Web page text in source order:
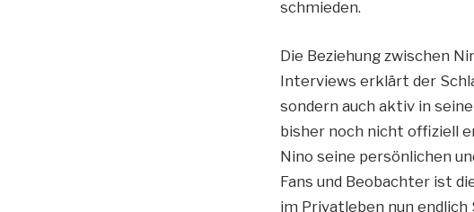
schmieden.
Die Beziehung zwischen
Interviews erklärt der
sondern auch aktiv in
bisher noch nicht offiziell
Nino seine persönlichen
Fans und Beobachter ist
im Privatleben nun